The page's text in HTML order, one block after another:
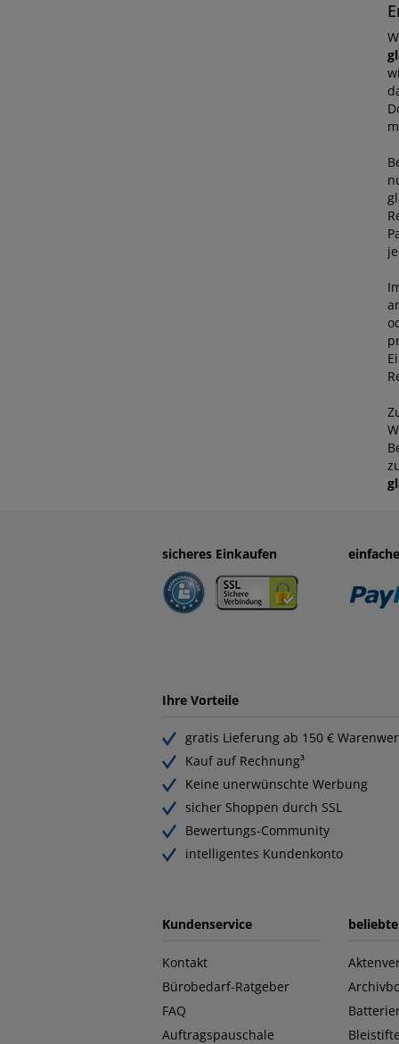
sicheres Einkaufen
Ihre Vorteile
gratis Lieferung ab 150 €
Kauf auf Rechnung³
Keine unerwünschte Werbung
sicher Shoppen durch SSL
Bewertungs-Community
intelligentes Kundenkonto
Kundenservice
Kontakt
Bürobedarf-Ratgeber
FAQ
Auftragspauschale
Bleistifte